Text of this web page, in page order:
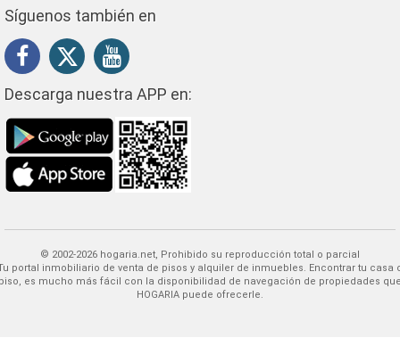
Síguenos también en
Descarga nuestra APP en:
© 2002-2026 hogaria.net, Prohibido su reproducción total o parcial
Encontrar tu casa o
es mucho más fácil con la disponibilidad de navegación de propiedades
HOGARIA puede ofrecerle.